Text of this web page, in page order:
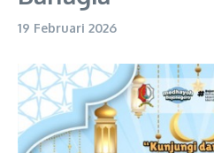
19 Februari 2026